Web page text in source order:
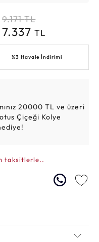
9.171 TL
7.337TL
%3 Havale İndirimi
20000 TL ve üzeri
Çiçeği Kolye
taksitlerle..